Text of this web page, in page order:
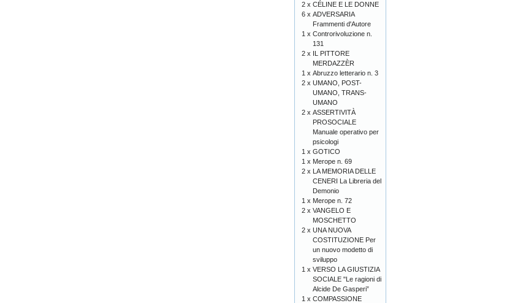
2 x CÉLINE E LE DONNE
6 x ADVERSARIA
Frammenti d'Autore
1 x Controrivoluzione n.
131
2 x IL PITTORE
MERDAZZÈR
1 x Abruzzo letterario n. 3
2 x UMANO, POST-
UMANO, TRANS-
UMANO
2 x ASSERTIVITÀ
PROSOCIALE
Manuale operativo per
psicologi
1 x GOTICO
1 x Merope n. 69
2 x LA MEMORIA DELLE
CENERI La Libreria del
Demonio
1 x Merope n. 72
2 x VANGELO E
MOSCHETTO
2 x UNA NUOVA
COSTITUZIONE Per
un nuovo modetto di
sviluppo
1 x VERSO LA GIUSTIZIA
SOCIALE "Le ragioni di
Alcide De Gasperi”
1 x COMPASSIONE